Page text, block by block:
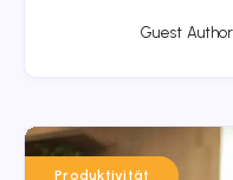
Guest Author
Produktivität